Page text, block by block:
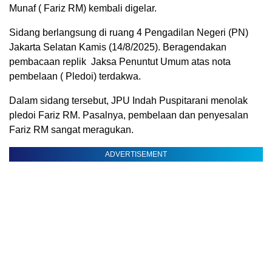
Munaf ( Fariz RM) kembali digelar.
Sidang berlangsung di ruang 4 Pengadilan Negeri (PN)
Jakarta Selatan Kamis (14/8/2025). Beragendakan
pembacaan replik Jaksa Penuntut Umum atas nota
pembelaan ( Pledoi) terdakwa.
Dalam sidang tersebut, JPU Indah Puspitarani menolak
pledoi Fariz RM. Pasalnya, pembelaan dan penyesalan
Fariz RM sangat meragukan.
ADVERTISEMENT